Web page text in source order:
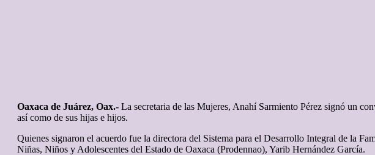
Oaxaca de Juárez, Oax.- La secretaria de las Mujeres, Anahí Sarmiento Pérez signó un
así como de sus hijas e hijos.
Quienes signaron el acuerdo fue la directora del Sistema para el Desarrollo Integral de la
Niñas, Niños y Adolescentes del Estado de Oaxaca (Prodennao), Yarib Hernández García.